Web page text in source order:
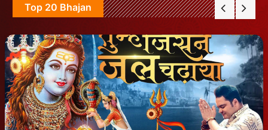
Top 20 Bhajan